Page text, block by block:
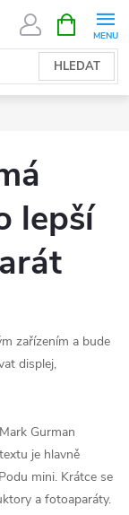
HLEDAT
NÁKUPNÍ
KOŠÍK
lepší
zařízením a bude
displej,
Gurman
je hlavně
mini. Krátce se
a fotoaparáty.